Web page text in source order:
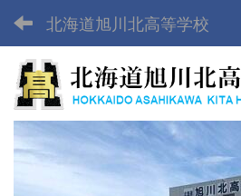
北海道旭川北高等学校